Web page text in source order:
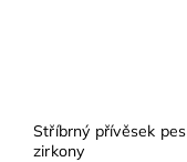
Stříbrný přívěsek pes
zirkony